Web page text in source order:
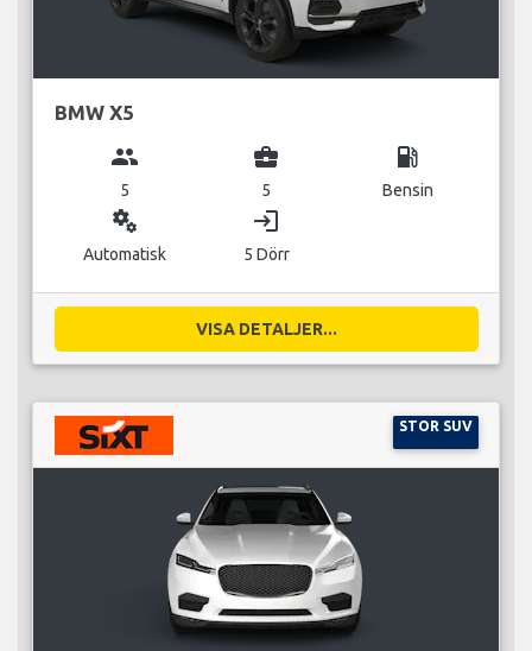
BMW X5
group
5
business_center
5
local_gas_station
Bensin
miscellaneous_services
Automatisk
login
5 Dörr
VISA DETALJER...
STOR SUV